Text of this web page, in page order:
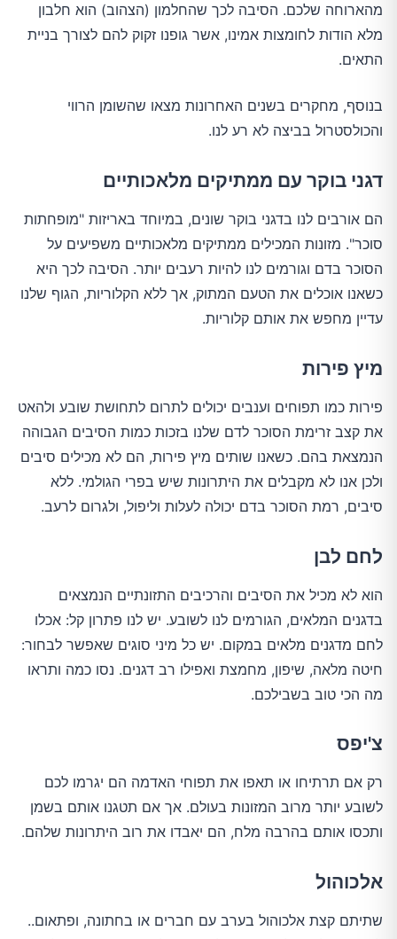
מהארוחה שלכם. הסיבה לכך שהחלמון (הצהוב) הוא חלבון
מלא הודות לחומצות אמינו, אשר גופנו זקוק להם לצורך בניית
התאים.
בנוסף, מחקרים בשנים האחרונות מצאו שהשומן הרווי
והכולסטרול בביצה לא רע לנו.
דגני בוקר עם ממתיקים מלאכותיים
הם אורבים לנו בדגני בוקר שונים, במיוחד באריזות "מופחתות
סוכר". מזונות המכילים ממתיקים מלאכותיים משפיעים על
הסוכר בדם וגורמים לנו להיות רעבים יותר. הסיבה לכך היא
כשאנו אוכלים את הטעם המתוק, אך ללא הקלוריות, הגוף שלנו
עדיין מחפש את אותם קלוריות.
מיץ פירות
פירות כמו תפוחים וענבים יכולים לתרום לתחושת שובע ולהאט
את קצב זרימת הסוכר לדם שלנו בזכות כמות הסיבים הגבוהה
הנמצאת בהם. כשאנו שותים מיץ פירות, הם לא מכילים סיבים
ולכן אנו לא מקבלים את היתרונות שיש בפרי הגולמי. ללא
סיבים, רמת הסוכר בדם יכולה לעלות וליפול, ולגרום לרעב.
לחם לבן
הוא לא מכיל את הסיבים והרכיבים התזונתיים הנמצאים
בדגנים המלאים, הגורמים לנו לשובע. יש לנו פתרון קל: אכלו
לחם מדגנים מלאים במקום. יש כל מיני סוגים שאפשר לבחור:
חיטה מלאה, שיפון, מחמצת ואפילו רב דגנים. נסו כמה ותראו
מה הכי טוב בשבילכם.
צ'יפס
רק אם תרתיחו או תאפו את תפוחי האדמה הם יגרמו לכם
לשובע יותר מרוב המזונות בעולם. אך אם תטגנו אותם בשמן
ותכסו אותם בהרבה מלח, הם יאבדו את רוב היתרונות שלהם.
אלכוהול
שתיתם קצת אלכוהול בערב עם חברים או בחתונה, ופתאום..